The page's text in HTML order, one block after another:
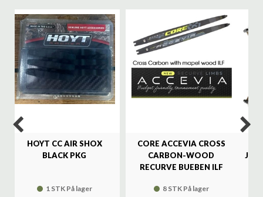
HOYT CC AIR SHOX
BLACK PKG
1 STK På lager
CORE ACCEVIA CROSS
CARBON-WOOD
RECURVE BUEBEN ILF
8 STK På lager